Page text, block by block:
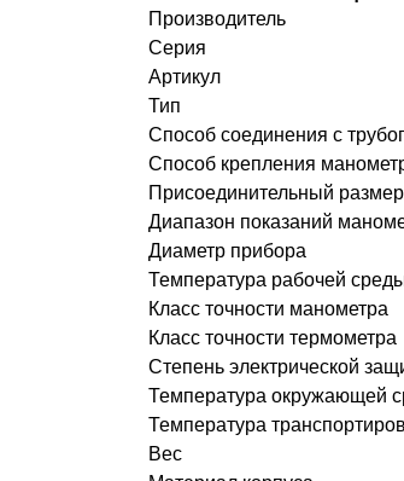
Производитель
Серия
Артикул
Тип
Способ соединения с
Способ крепления
Присоединительный размер
Диапазон показаний
Диаметр прибора
Температура рабочей
Класс точности манометра
Класс точности термометра
Степень электрической
Температура окружающей
Температура
Вес